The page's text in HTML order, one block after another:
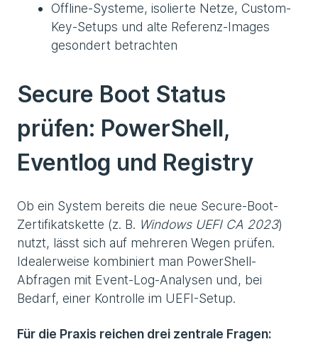
Offline-Systeme, isolierte Netze, Custom-
Key-Setups und alte Referenz-Images
gesondert betrachten
Secure Boot Status
prüfen: PowerShell,
Eventlog und Registry
Ob ein System bereits die neue Secure-Boot-
Zertifikatskette (z. B. Windows UEFI CA 2023)
nutzt, lässt sich auf mehreren Wegen prüfen.
Idealerweise kombiniert man PowerShell-
Abfragen mit Event-Log-Analysen und, bei
Bedarf, einer Kontrolle im UEFI-Setup.
Für die Praxis reichen drei zentrale Fragen: